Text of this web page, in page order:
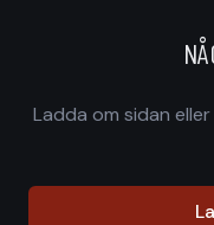
Ladda om sidan